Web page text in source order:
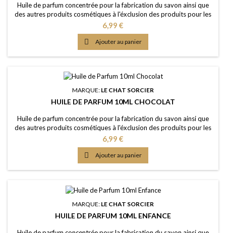
Huile de parfum concentrée pour la fabrication du savon ainsi que
des autres produits cosmétiques à l'éxclusion des produits pour les
lèvres ou la bouche Caractère: epicé, fruité, un câlin de réconfort,
chaleureux Couleur: Sans colorants - couleur naturelle: Brune Dosage
conseillé: 2% à 5% Certification: Certficat de conformité IFRA 50e et
analyse...
Prix
6,99 €
 Ajouter au panier
MARQUE: LE CHAT SORCIER
HUILE DE PARFUM 10ML CHOCOLAT
Huile de parfum concentrée pour la fabrication du savon ainsi que
des autres produits cosmétiques à l'éxclusion des produits pour les
lèvres ou la bouche Caractère: l'équibre parfait entre doux et amer,
sensuel, appétisant d'une façon alarmante Couleur: Sans colorants -
couleur naturelle: Brune Dosage conseillé: 2% à 5%
Certification: Certficat de...
Prix
6,99 €
 Ajouter au panier
MARQUE: LE CHAT SORCIER
HUILE DE PARFUM 10ML ENFANCE